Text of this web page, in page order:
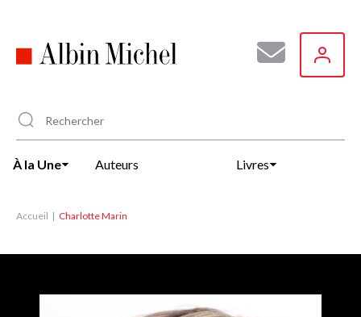
principal
À la Une Auteurs Livres
Accueil Charlotte Marin